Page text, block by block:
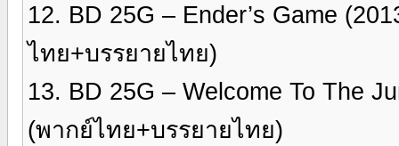
12. BD 25G – Ender’s Game
ไทย+บรรยายไทย)
13. BD 25G – Welcome To The
(พากย์ไทย+บรรยายไทย)